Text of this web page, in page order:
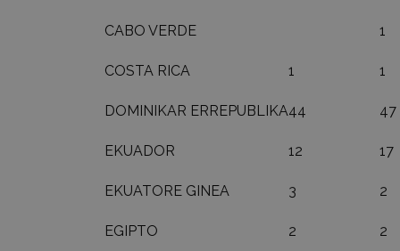
CABO VERDE 1
COSTA RICA 1 1
DOMINIKAR ERREPUBLIKA44 47
EKUADOR 12 17
EKUATORE GINEA 3 2
EGIPTO 2 2